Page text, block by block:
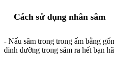
Cách sử dụng nhân sâm
- Nấu sâm trong trong ấm bằng
dinh dưỡng trong sâm ra hết bạn